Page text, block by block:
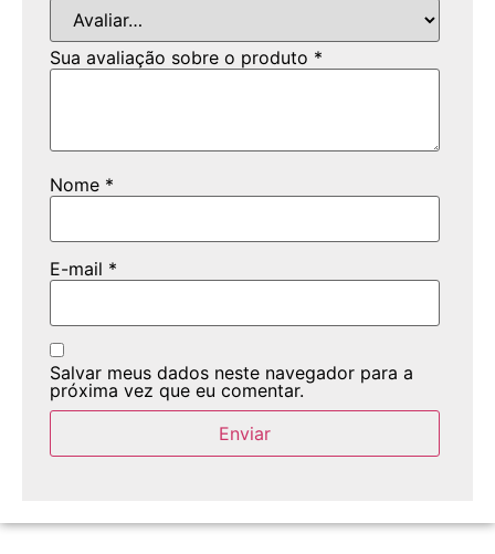
Sua avaliação sobre o produto *
Nome *
E-mail *
Salvar meus dados neste navegador para a
próxima vez que eu comentar.